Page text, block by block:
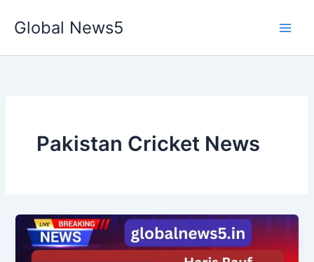
Global News5
Pakistan Cricket News